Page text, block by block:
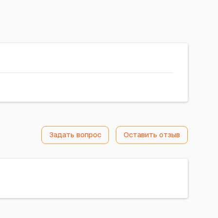
Задать вопрос Оставить отзыв